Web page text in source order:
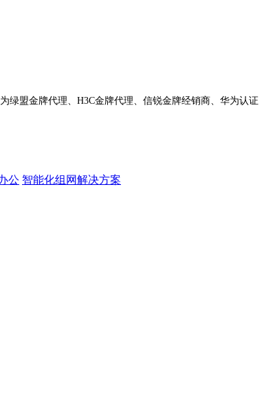
绿盟金牌代理、H3C金牌代理、信锐金牌经销商、华为认证
公 智能化组网解决方案